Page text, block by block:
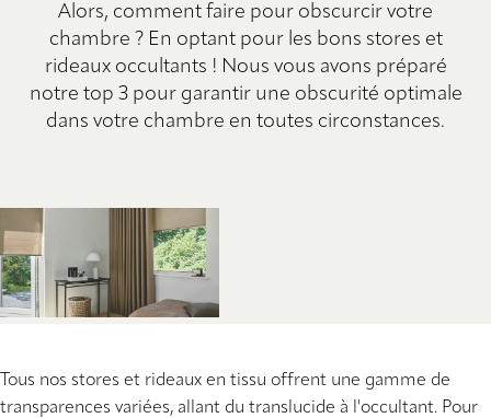
Alors, comment faire pour obscurcir votre
chambre ? En optant pour les bons stores et
rideaux occultants ! Nous vous avons préparé
notre top 3 pour garantir une obscurité optimale
dans votre chambre en toutes circonstances.
Tous nos stores et rideaux en tissu offrent une gamme de
transparences variées, allant du translucide à l'occultant. Pour